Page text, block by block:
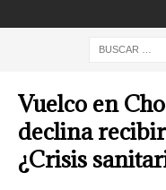
Vuelco en
declina
¿Crisis